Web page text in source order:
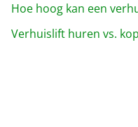
Hoe hoog kan een
Verhuislift huren vs.